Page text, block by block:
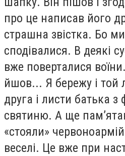
про це написав його
страшна звістка. Бо
сподівалися. В деякі
вже поверталися
йшов... Я бережу і той
друга і листи батька з
святиню. А ще
«стояли»
веселі. Це вже при